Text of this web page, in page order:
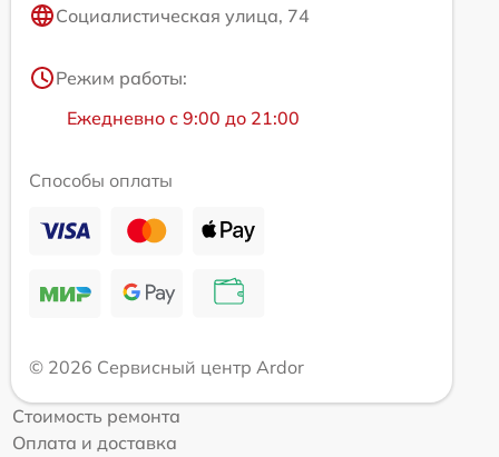
Социалистическая улица, 74
Режим работы:
Ежедневно с 9:00 до 21:00
Способы оплаты
© 2026 Сервисный центр Ardor
Стоимость ремонта
Оплата и доставка